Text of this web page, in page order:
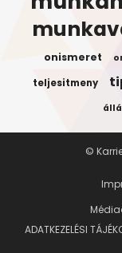
onismeret
teljesitmeny
ADATKEZELÉSI
©